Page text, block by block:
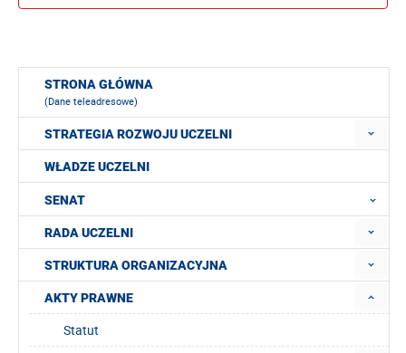
STRONA GŁÓWNA
(Dane teleadresowe)
STRATEGIA ROZWOJU UCZELNI
WŁADZE UCZELNI
SENAT
RADA UCZELNI
STRUKTURA ORGANIZACYJNA
AKTY PRAWNE
Statut